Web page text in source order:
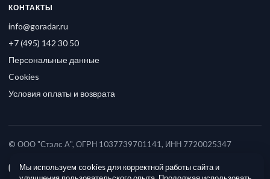
КОНТАКТЫ
info@goradar.ru
+7 (495) 142 30 50
Персональные данные
Cookies
Условия оплаты и возврата
© ООО "Стэлс А", ОГРН 1037739701141, ИНН 7720025347
Мы используем cookies для корректной работы сайта и